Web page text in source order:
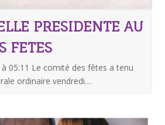
PRESIDENTE AU
FETES
05:11 Le comité des fêtes a tenu
ordinaire vendredi…